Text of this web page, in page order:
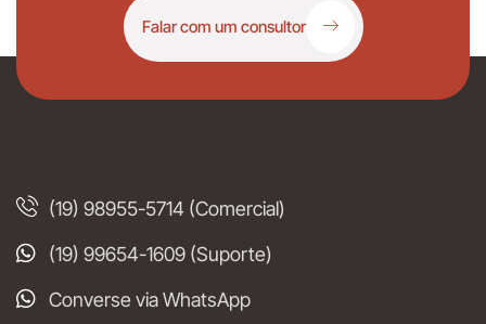
Falar com um consultor
(19) 98955-5714 (Comercial)
(19) 99654-1609 (Suporte)
Converse via WhatsApp